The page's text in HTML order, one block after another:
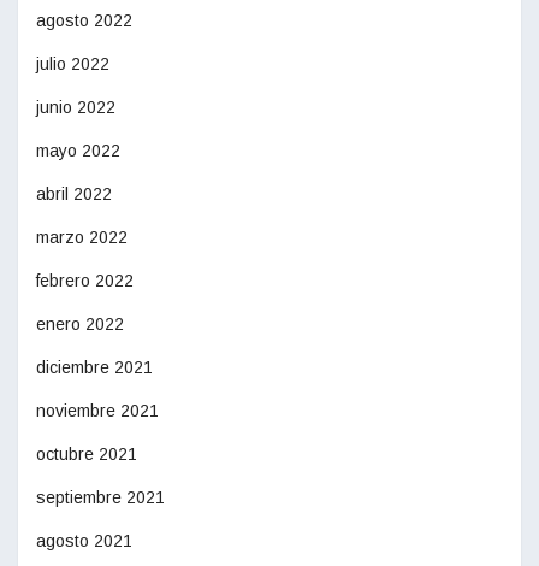
agosto 2022
julio 2022
junio 2022
mayo 2022
abril 2022
marzo 2022
febrero 2022
enero 2022
diciembre 2021
noviembre 2021
octubre 2021
septiembre 2021
agosto 2021